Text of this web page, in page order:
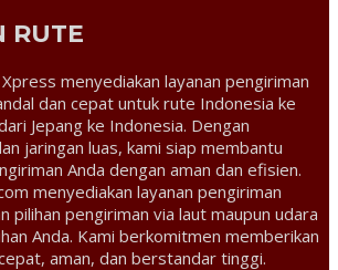
RUTE
menyediakan layanan pengiriman
dan cepat untuk rute Indonesia ke
Jepang ke Indonesia. Dengan
jaringan luas, kami siap membantu
Anda dengan aman dan efisien.
menyediakan layanan pengiriman
pilihan pengiriman via laut maupun udara
Anda. Kami berkomitmen memberikan
aman, dan berstandar tinggi.